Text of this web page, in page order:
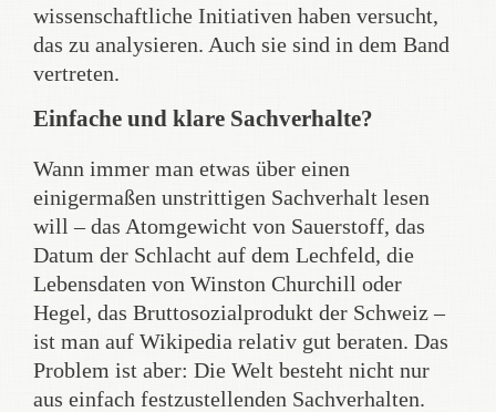
wissenschaftliche Initiativen haben versucht,
das zu analysieren. Auch sie sind in dem Band
vertreten.
Einfache und klare Sachverhalte?
Wann immer man etwas über einen
einigermaßen unstrittigen Sachverhalt lesen
will – das Atomgewicht von Sauerstoff, das
Datum der Schlacht auf dem Lechfeld, die
Lebensdaten von Winston Churchill oder
Hegel, das Bruttosozialprodukt der Schweiz –
ist man auf Wikipedia relativ gut beraten. Das
Problem ist aber: Die Welt besteht nicht nur
aus einfach festzustellenden Sachverhalten.